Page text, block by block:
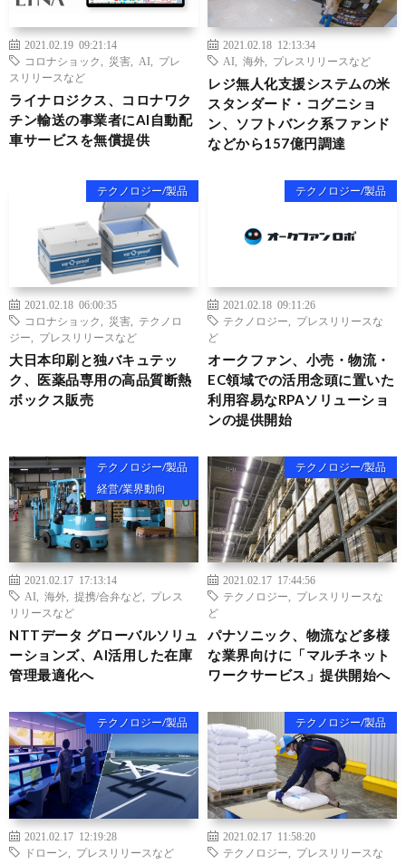
2021.02.19 09:21:14
コロナショック
災害 AI
プレ
スリリースなど
ライナロジクス、コロナワク
チン輸送の事業者にAI自動配
車サービスを無償提供
2021.02.18 12:13:34
AI
海外 プレスリリースなど
レジ無人化支援システムの米
スタンダード・コグニショ
ン、ソフトバンク系ファンド
などから157億円調達
テクノロジー/製品
2021.02.18 06:00:35
コロナショック
災害
テクノロ
ジー
プレスリリースなど
大日本印刷と独バキュテッ
ク、医薬品専用の高品質断熱
ボックス販売
テクノロジー/製品
2021.02.18 09:11:26
テクノロジー
プレスリリースな
ど
オークファン、小売・物流・
EC領域での活用念頭に置いた
利用容易なRPAソリューショ
ンの提供開始
テクノロジー/製品
経営/業界動向
2021.02.17 17:13:14
AI
海外 提携/合弁など
プレス
リリースなど
NTTデータ グローバルソリュ
ーションズ、AI活用した在庫
管理最適化へ
テクノロジー/製品
2021.02.17 17:44:56
テクノロジー
プレスリリースな
ど
パナソニック、物流など多様
な業界向けに「マルチネット
ワークサービス」提供開始へ
テクノロジー/製品
2021.02.17 12:19:28
ドローン
プレスリリースなど
テクノロジー/製品
2021.02.17 11:58:20
テクノロジー
プレスリリースな